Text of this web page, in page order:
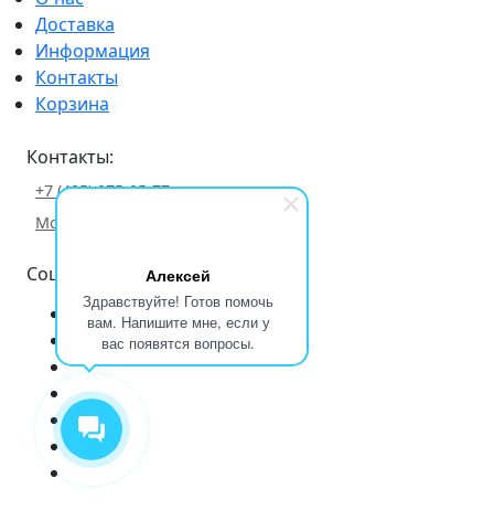
Алексей
Здравствуйте! Готов помочь
вам. Напишите мне, если у
вас появятся вопросы.
Доставка
Информация
Контакты
Корзина
Контакты:
+7 (495) 975-95-77
Москва, 1-й Нагатинский пр. 2с17
Соц. сети: